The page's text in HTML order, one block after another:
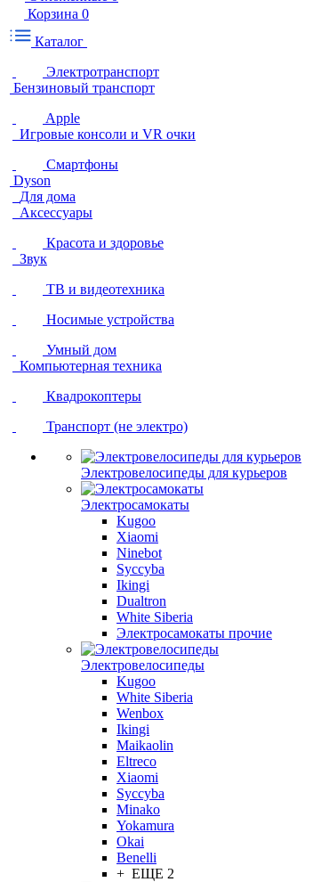
Корзина 0
Каталог
Электротранспорт
Бензиновый транспорт
Apple
Игровые консоли и VR очки
Смартфоны
Dyson
Для дома
Аксессуары
Красота и здоровье
Звук
ТВ и видеотехника
Носимые устройства
Умный дом
Компьютерная техника
Квадрокоптеры
Транспорт (не электро)
Электровелосипеды для курьеров
Электросамокаты
Kugoo
Xiaomi
Ninebot
Syccyba
Ikingi
Dualtron
White Siberia
Электросамокаты прочие
Электровелосипеды
Kugoo
White Siberia
Wenbox
Ikingi
Maikaolin
Eltreco
Xiaomi
Syccyba
Minako
Yokamura
Okai
Benelli
+ ЕЩЕ 2